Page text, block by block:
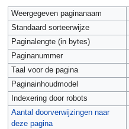
springen
springen
Weergegeven paginanaam
Standaard sorteerwijze
Paginalengte (in bytes)
Paginanummer
Taal voor de pagina
Paginainhoudmodel
Indexering door robots
Aantal doorverwijzingen naar
deze pagina